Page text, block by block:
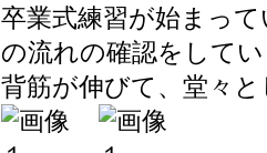
卒業式練習が始まっ
の流れの確認をして
背筋が伸びて、堂々